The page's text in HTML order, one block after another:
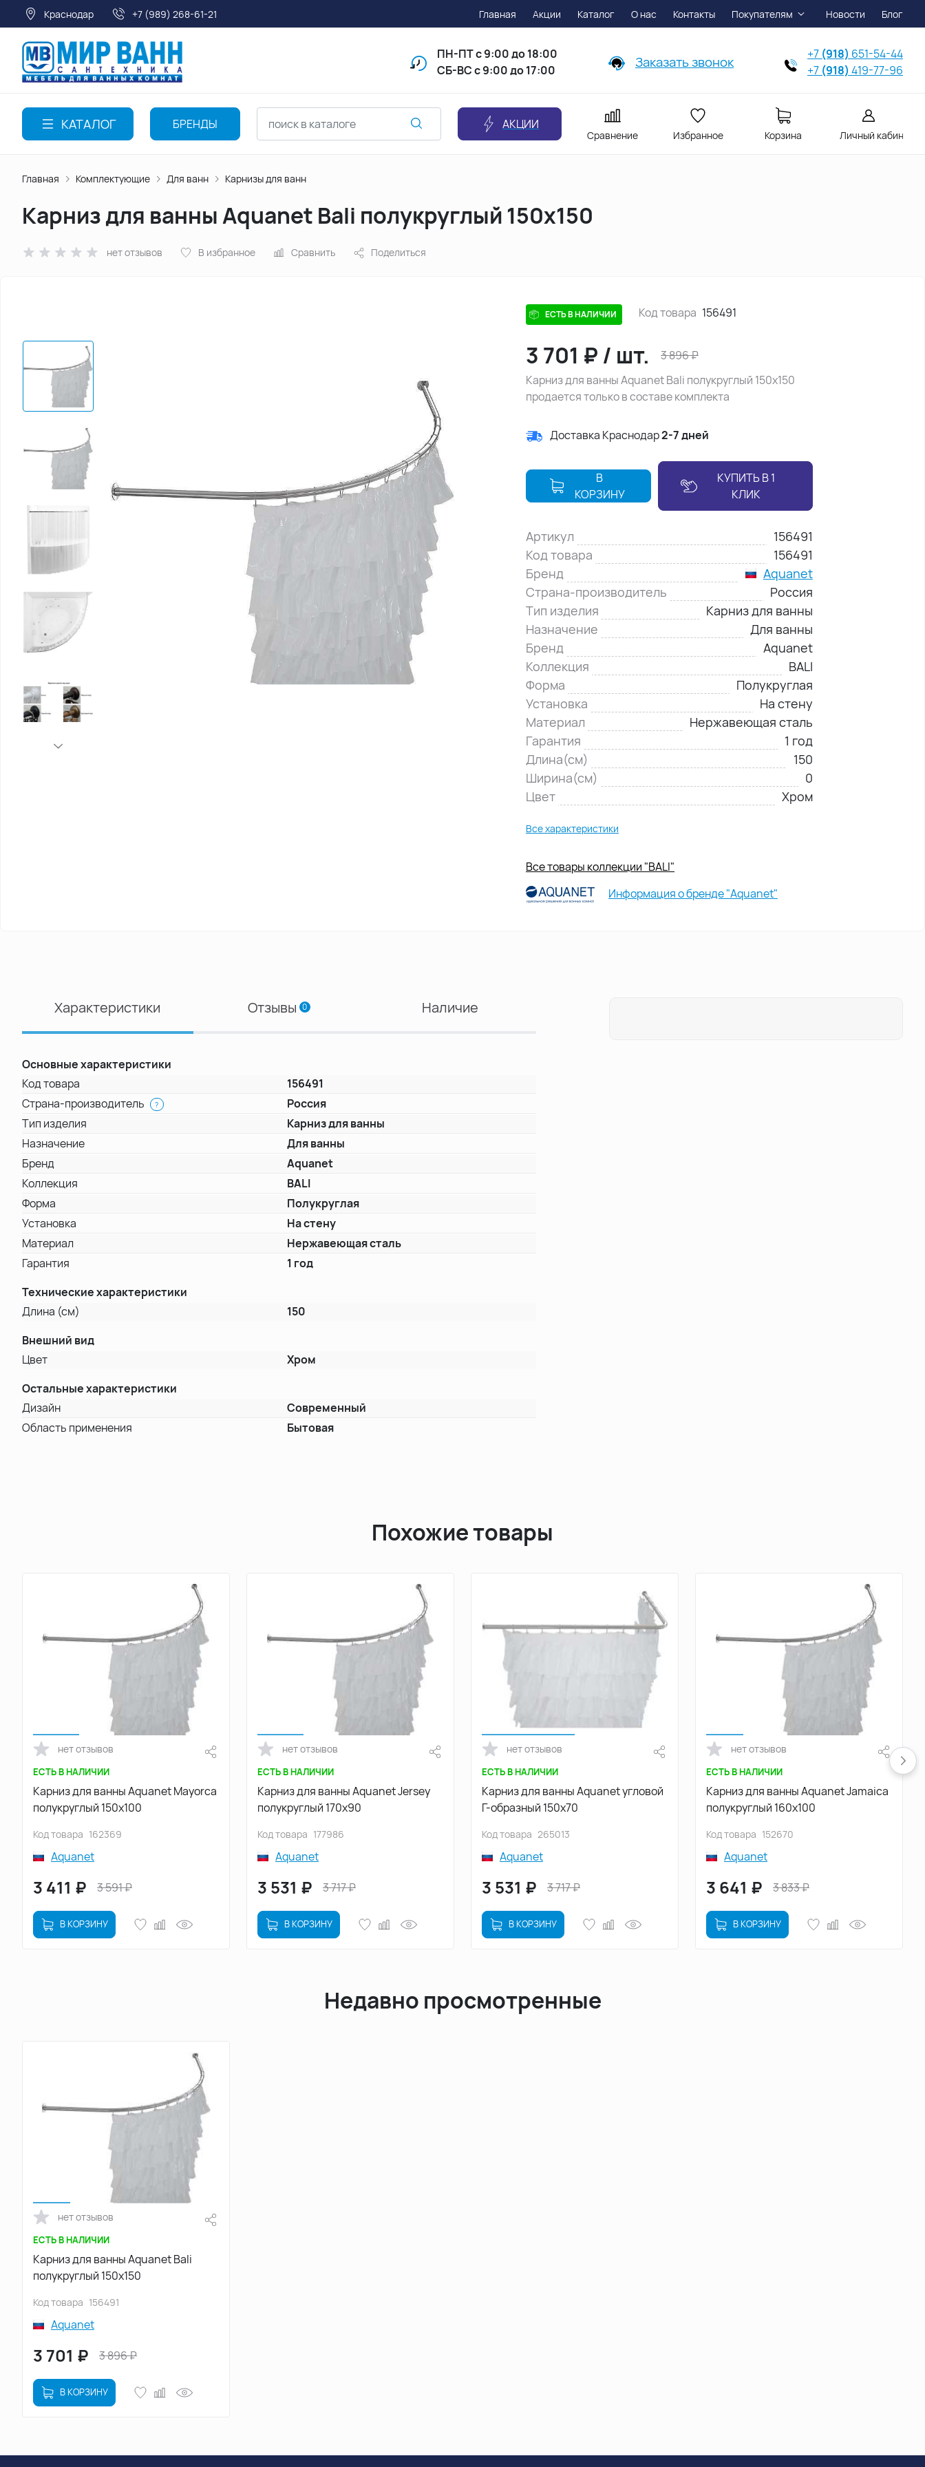
Краснодар +7 (989) 268-61-21 Главная Акции Каталог О нас Контакты Покупателям Новости Блог
ПН-ПТс 9:00 до 18:00
СБ-ВС с 9:00 до 17:00
Заказать звонок +7 (918) 651-54-44
+7 (918) 419-77-96
КАТАЛОГ БРЕНДЫ АКЦИИ
Сравнение Избранное Корзина Личный кабинет
Главная Комплектующие Для ванн Карнизы для ванн
Карниз для ванны Aquanet Bali полукруглый 150х150
нет отзывов В избранное Сравнить Поделиться
ЕСТЬ В НАЛИЧИИ Код товара 156491
3 701 ₽ / шт. 3 896₽
Карниз для ванны Aquanet Bali полукруглый 150х150
продается только в составе комплекта
Доставка Краснодар2-7 дней
В
КОРЗИНУ
КУПИТЬ В 1
КЛИК
Артикул
156491
Код товара
156491
Бренд
Aquanet
Страна-производитель
Россия
Тип изделия
Карниз для ванны
Назначение
Для ванны
Бренд
Aquanet
Коллекция
BALI
Форма
Полукруглая
Установка
На стену
Материал
Нержавеющая сталь
Гарантия
1 год
Длина(см)
150
Ширина(см)
0
Цвет
Хром
Все характеристики
Все товары коллекции "BALI"
Информация о бренде "Aquanet"
Характеристики Отзывы 0 Наличие
Основные характеристики
Код товара
156491
Страна-производитель
?
Россия
Тип изделия
Карниз для ванны
Назначение
Для ванны
Бренд
Aquanet
Коллекция
BALI
Форма
Полукруглая
Установка
На стену
Материал
Нержавеющая сталь
Гарантия
1 год
Технические характеристики
Длина (см)
150
Внешний вид
Цвет
Хром
Остальные характеристики
Дизайн
Современный
Область применения
Бытовая
Похожие товары
нет отзывов
ЕСТЬ В НАЛИЧИИ
Карниз для ванны Aquanet Mayorca
полукруглый 150х100
Код товара 162369
Aquanet
3 411 ₽ 3 591₽
В КОРЗИНУ
нет отзывов
ЕСТЬ В НАЛИЧИИ
Карниз для ванны Aquanet Jersey
полукруглый 170х90
Код товара 177986
Aquanet
3 531 ₽ 3 717₽
В КОРЗИНУ
нет отзывов
ЕСТЬ В НАЛИЧИИ
Карниз для ванны Aquanet угловой
Г-образный 150х70
Код товара 265013
Aquanet
3 531 ₽ 3 717₽
В КОРЗИНУ
нет отзывов
ЕСТЬ В НАЛИЧИИ
Карниз для ванны Aquanet Jamaica
полукруглый 160х100
Код товара 152670
Aquanet
3 641 ₽ 3 833₽
В КОРЗИНУ
Недавно просмотренные
нет отзывов
ЕСТЬ В НАЛИЧИИ
Карниз для ванны Aquanet Bali
полукруглый 150х150
Код товара 156491
Aquanet
3 701 ₽ 3 896₽
В КОРЗИНУ